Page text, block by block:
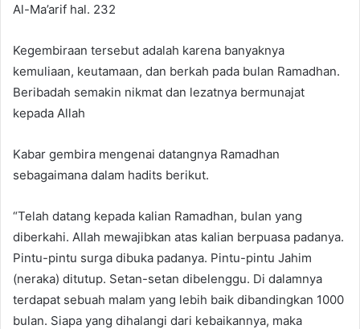
Al-Ma’arif hal. 232
Kegembiraan tersebut adalah karena banyaknya
kemuliaan, keutamaan, dan berkah pada bulan Ramadhan.
Beribadah semakin nikmat dan lezatnya bermunajat
kepada Allah
Kabar gembira mengenai datangnya Ramadhan
sebagaimana dalam hadits berikut.
“Telah datang kepada kalian Ramadhan, bulan yang
diberkahi. Allah mewajibkan atas kalian berpuasa padanya.
Pintu-pintu surga dibuka padanya. Pintu-pintu Jahim
(neraka) ditutup. Setan-setan dibelenggu. Di dalamnya
terdapat sebuah malam yang lebih baik dibandingkan 1000
bulan. Siapa yang dihalangi dari kebaikannya, maka